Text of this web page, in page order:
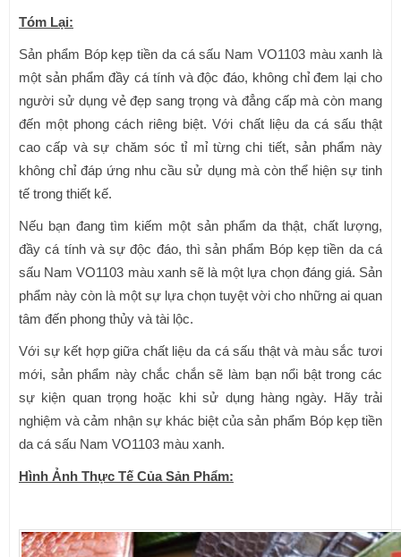
Tóm Lại:
Sản phẩm Bóp kẹp tiền da cá sấu Nam VO1103 màu xanh là
một sản phẩm đầy cá tính và độc đáo, không chỉ đem lại cho
người sử dụng vẻ đẹp sang trọng và đẳng cấp mà còn mang
đến một phong cách riêng biệt. Với chất liệu da cá sấu thật
cao cấp và sự chăm sóc tỉ mỉ từng chi tiết, sản phẩm này
không chỉ đáp ứng nhu cầu sử dụng mà còn thể hiện sự tinh
tế trong thiết kế.
Nếu bạn đang tìm kiếm một sản phẩm da thật, chất lượng,
đầy cá tính và sự độc đáo, thì sản phẩm Bóp kẹp tiền da cá
sấu Nam VO1103 màu xanh sẽ là một lựa chọn đáng giá. Sản
phẩm này còn là một sự lựa chọn tuyệt vời cho những ai quan
tâm đến phong thủy và tài lộc.
Với sự kết hợp giữa chất liệu da cá sấu thật và màu sắc tươi
mới, sản phẩm này chắc chắn sẽ làm bạn nổi bật trong các
sự kiện quan trọng hoặc khi sử dụng hàng ngày. Hãy trải
nghiệm và cảm nhận sự khác biệt của sản phẩm Bóp kẹp tiền
da cá sấu Nam VO1103 màu xanh.
Hình Ảnh Thực Tế Của Sản Phẩm: